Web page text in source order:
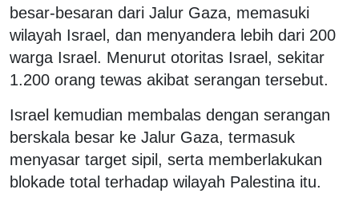
besar-besaran dari Jalur Gaza, memasuki
wilayah Israel, dan menyandera lebih dari 200
warga Israel. Menurut otoritas Israel, sekitar
1.200 orang tewas akibat serangan tersebut.
Israel kemudian membalas dengan serangan
berskala besar ke Jalur Gaza, termasuk
menyasar target sipil, serta memberlakukan
blokade total terhadap wilayah Palestina itu.